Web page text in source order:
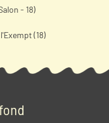
- 18)
(18)